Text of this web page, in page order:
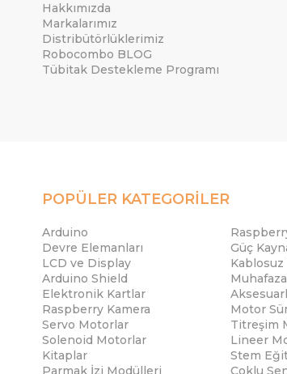
Hakkımızda
Markalarımız
Distribütörlüklerimiz
Robocombo BLOG
Tübitak Destekleme Programı
POPÜLER KATEGORİLER
Arduino
Devre Elemanları
Güç
LCD ve Display
Arduino Shield
Elektronik Kartlar
Raspberry Kamera
Motor
Servo Motorlar
Titreşim
Solenoid Motorlar
Lineer
Kitaplar
Stem
Parmak İzi Modülleri
Çoklu